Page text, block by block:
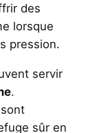
des
lorsque
pression.
servir
.
sûr en